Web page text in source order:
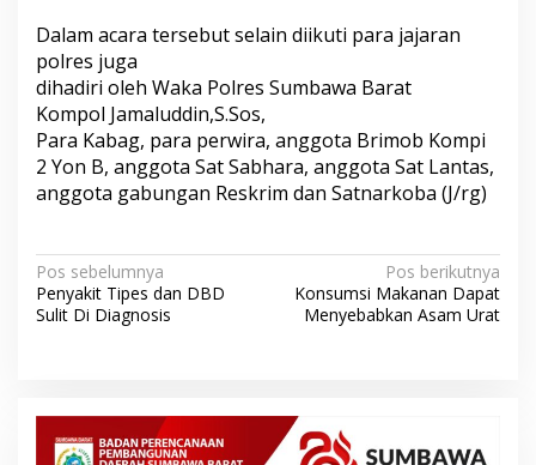
Dalam acara tersebut selain diikuti para jajaran
polres juga
dihadiri oleh Waka Polres Sumbawa Barat
Kompol Jamaluddin,S.Sos,
Para Kabag, para perwira, anggota Brimob Kompi
2 Yon B, anggota Sat Sabhara, anggota Sat Lantas,
anggota gabungan Reskrim dan Satnarkoba (J/rg)
N
a
g
a
Pos sebelumnya
Penyakit Tipes dan DBD
Sulit Di Diagnosis
Pos berikutnya
Konsumsi Makanan Dapat
Menyebabkan Asam Urat